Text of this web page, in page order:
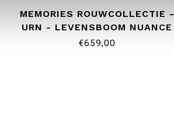
MEMORIES ROUWCOLLECTIE -
URN - LEVENSBOOM NUANCE
€659,00